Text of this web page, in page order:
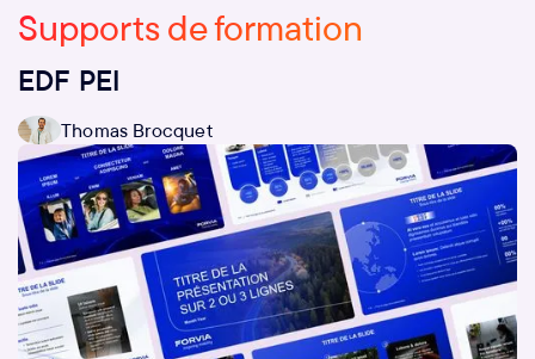
Supports de formation
EDF PEI
Thomas Brocquet